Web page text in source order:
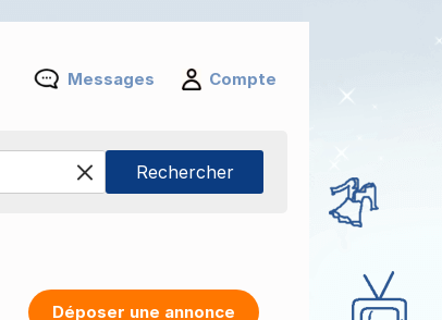
Messages Compte
Déposer une annonce